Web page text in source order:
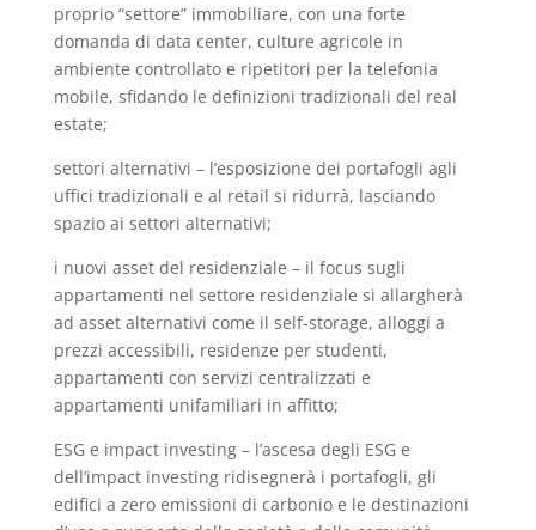
proprio “settore” immobiliare, con una forte
domanda di data center, culture agricole in
ambiente controllato e ripetitori per la telefonia
mobile, sfidando le definizioni tradizionali del real
estate;
settori alternativi – l’esposizione dei portafogli agli
uffici tradizionali e al retail si ridurrà, lasciando
spazio ai settori alternativi;
i nuovi asset del residenziale – il focus sugli
appartamenti nel settore residenziale si allargherà
ad asset alternativi come il self-storage, alloggi a
prezzi accessibili, residenze per studenti,
appartamenti con servizi centralizzati e
appartamenti unifamiliari in affitto;
ESG e impact investing – l’ascesa degli ESG e
dell’impact investing ridisegnerà i portafogli, gli
edifici a zero emissioni di carbonio e le destinazioni